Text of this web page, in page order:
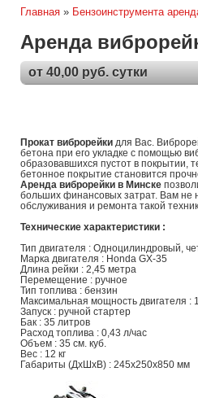
Главная » Бензоинструмента
Аренда
от 40,00 руб. сутки
Прокат виброрейки для Вас.
бетона при его укладке с помощью
образовавшихся пустот в покрытии,
бетонное покрытие становится
Аренда виброрейки в Минске
больших финансовых затрат. Вам не
обслуживания и ремонта такой
Технические характеристики :
Тип двигателя : Одноцилиндровый,
Марка двигателя : Honda GX-35
Длина рейки : 2,45 метра
Перемещение : ручное
Тип топлива : бензин
Максимальная мощность двигателя :
Запуск : ручной стартер
Бак : 35 литров
Расход топлива : 0,43 л/час
Объем : 35 см. куб.
Вес : 12 кг
Габариты (ДхШхВ) : 245х250х850 мм